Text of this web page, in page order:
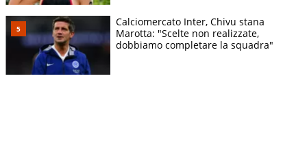
Calciomercato Inter, Chivu stana
Marotta: "Scelte non realizzate,
dobbiamo completare la squadra"